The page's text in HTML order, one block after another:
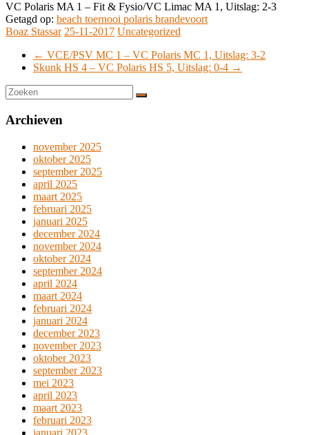
VC Polaris MA 1 – Fit & Fysio/VC Limac MA 1, Uitslag: 2-3
Getagd op: beach toernooi polaris brandevoort
Boaz Stassar 25-11-2017 Uncategorized
← VCE/PSV MC 1 – VC Polaris MC 1, Uitslag: 3-2
Skunk HS 4 – VC Polaris HS 5, Uitslag: 0-4 →
Archieven
november 2025
oktober 2025
september 2025
april 2025
maart 2025
februari 2025
januari 2025
december 2024
november 2024
oktober 2024
september 2024
april 2024
maart 2024
februari 2024
januari 2024
december 2023
november 2023
oktober 2023
september 2023
mei 2023
april 2023
maart 2023
februari 2023
januari 2023